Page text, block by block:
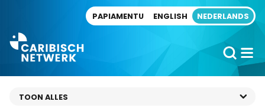
PAPIAMENTU ENGLISH NEDERLANDS